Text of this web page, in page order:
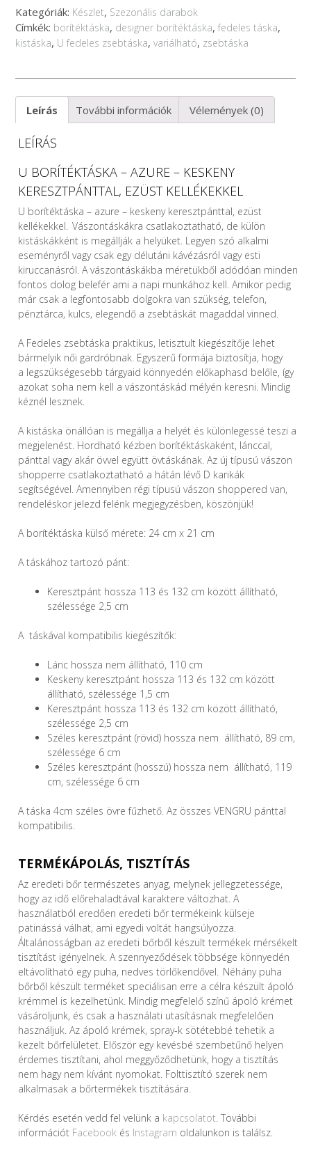
-
keskeny
keresztpánttal,
kellékekkel
Kategóriák: Készlet, Szezonális darabok
Címkék: borítéktáska, designer borítéktáska, fedeles táska,
kistáska, U fedeles zsebtáska, variálható, zsebtáska
Leírás További információk Vélemények (0)
LEÍRÁS
U BORÍTÉKTÁSKA – AZURE – KESKENY
KERESZTPÁNTTAL, EZÜST KELLÉKEKKEL
U borítéktáska – azure – keskeny keresztpánttal, ezüst
kellékekkel.Vászontáskákra csatlakoztatható, de külön
kistáskákként is megállják a helyüket. Legyen szó alkalmi
eseményről vagy csak egy délutáni kávézásról vagy esti
kiruccanásról. A vászontáskákba méretükből adódóan minden
fontos dolog belefér ami a napi munkához kell. Amikor pedig
már csak a legfontosabb dolgokra van szükség, telefon,
pénztárca, kulcs, elegendő a zsebtáskát magaddal vinned.
A Fedeles zsebtáska praktikus, letisztult kiegészítője lehet
bármelyik női gardróbnak. Egyszerű formája biztosítja, hogy
a legszükségesebb tárgyaid könnyedén előkaphasd belőle, így
azokat soha nem kell a vászontáskád mélyén keresni. Mindig
kéznél lesznek.
A kistáska önállóan is megállja a helyét és különlegessé teszi a
megjelenést. Hordható kézben borítéktáskaként, lánccal,
pánttal vagy akár övvel együtt övtáskának. Az új típusú vászon
shopperre csatlakoztatható a hátán lévő D karikák
segítségével. Amennyiben régi típusú vászon shoppered van,
rendeléskor jelezd felénk megjegyzésben, köszönjük!
A borítéktáska külső mérete: 24 cm x 21 cm
A táskához tartozó pánt:
Keresztpánt hossza 113 és 132 cm között állítható,
szélessége 2,5 cm
A táskával kompatibilis kiegészítők:
Lánc hossza nem állítható, 110 cm
Keskeny keresztpánt hossza 113 és 132 cm között
állítható, szélessége 1,5 cm
Keresztpánt hossza 113 és 132 cm között állítható,
szélessége 2,5 cm
Széles keresztpánt (rövid) hossza nem állítható, 89 cm,
szélessége 6 cm
Széles keresztpánt (hosszú) hossza nem állítható, 119
cm, szélessége 6 cm
A táska 4cm széles övre fűzhető. Az összes VENGRU pánttal
kompatibilis.
TERMÉKÁPOLÁS, TISZTÍTÁS
Az eredeti bőr természetes anyag, melynek jellegzetessége,
hogy az idő előrehaladtával karaktere változhat. A
használatból eredően eredeti bőr termékeink külseje
patinássá válhat, ami egyedi voltát hangsúlyozza.
Általánosságban az eredeti bőrből készült termékek mérsékelt
tisztítást igényelnek. A szennyeződések többsége könnyedén
eltávolítható egy puha, nedves törlőkendővel. Néhány puha
bőrből készült terméket speciálisan erre a célra készült ápoló
krémmel is kezelhetünk. Mindig megfelelő színű ápoló krémet
vásároljunk, és csak a használati utasításnak megfelelően
használjuk. Az ápoló krémek, spray-k sötétebbé tehetik a
kezelt bőrfelületet. Először egy kevésbé szembetűnő helyen
érdemes tisztítani, ahol meggyőződhetünk, hogy a tisztítás
nem hagy nem kívánt nyomokat. Folttisztító szerek nem
alkalmasak a bőrtermékek tisztítására.
Kérdés esetén vedd fel velünk a kapcsolatot. További
információt Facebook és Instagram oldalunkon is találsz.